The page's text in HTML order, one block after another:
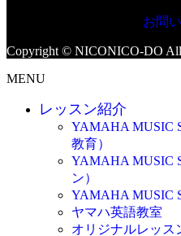
お問
Copyright © NICONICO-DO All
MENU
レッスン紹介
YAMAHA MUSIC
教育）
YAMAHA MUSIC
ン）
YAMAHA MUSIC
ヤマハ英語教室
オリジナルレッス